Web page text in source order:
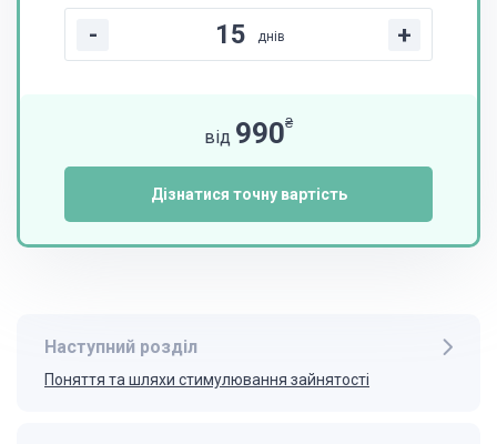
- днів +
від 990₴
Дізнатися точну вартість
Наступний розділ
Поняття та шляхи стимулювання зайнятості